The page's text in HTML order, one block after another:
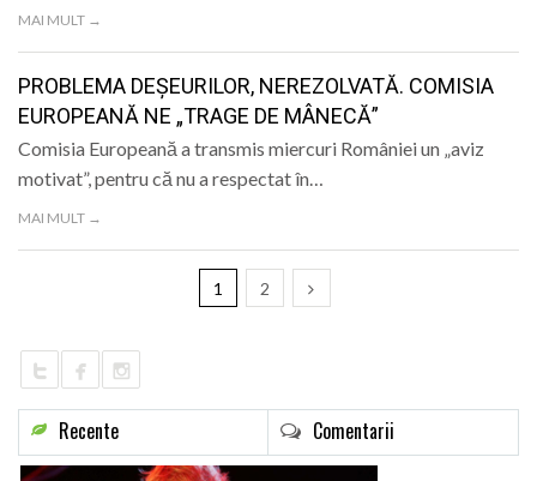
MAI MULT →
PROBLEMA DEȘEURILOR, NEREZOLVATĂ. COMISIA
EUROPEANĂ NE „TRAGE DE MÂNECĂ”
Comisia Europeană a transmis miercuri României un „aviz
motivat”, pentru că nu a respectat în…
MAI MULT →
1 2
Recente Comentarii